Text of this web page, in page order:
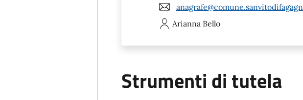
Arianna Bello
Strumenti di tutela